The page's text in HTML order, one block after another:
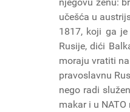
njegovu ženu:
učešća u
1817, koji ga
Rusije, dići
moraju vratiti
pravoslavnu
nego radi
makar i u